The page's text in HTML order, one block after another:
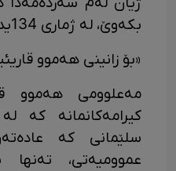
بکەوێ، لە ژماری 134یدا نووسیویەتی:
«بۆ زانینی هەموو
مەعلوومی هەموو
کیرامەکانمانە کە
سلێمانی کە
عموومیەتی،